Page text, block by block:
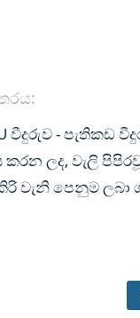
වීදුරුව - පැතිකඩ
ලද, වැලි
වැනි පෙනුම ලබා